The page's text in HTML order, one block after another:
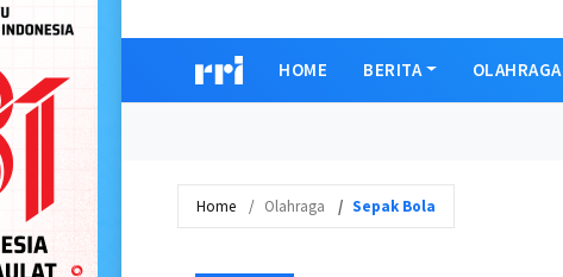
HOME BERITA OLAHRAGA
Home Olahraga Sepak Bola